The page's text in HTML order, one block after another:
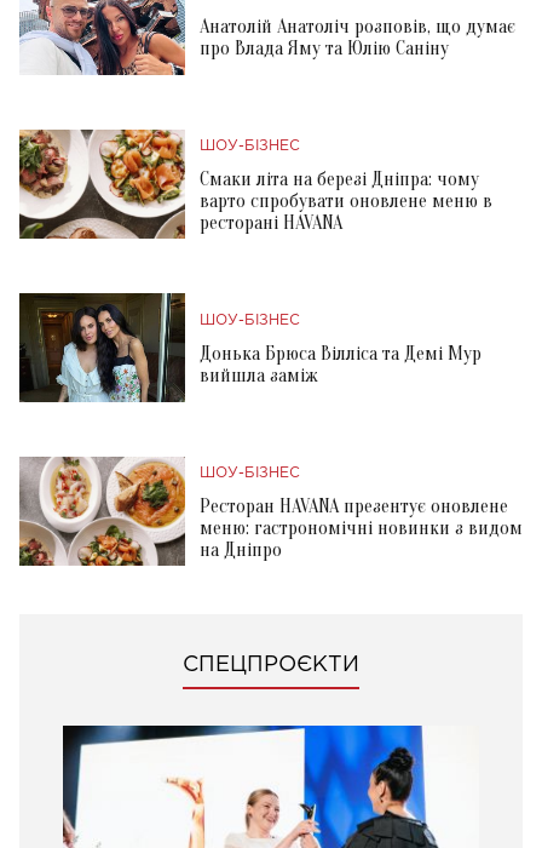
Анатолій Анатоліч розповів, що думає
про Влада Яму та Юлію Саніну
ШОУ-БІЗНЕС
Смаки літа на березі Дніпра: чому
варто спробувати оновлене меню в
ресторані HAVANA
ШОУ-БІЗНЕС
Донька Брюса Вілліса та Демі Мур
вийшла заміж
ШОУ-БІЗНЕС
Ресторан HAVANA презентує оновлене
меню: гастрономічні новинки з видом
на Дніпро
СПЕЦПРОЄКТИ